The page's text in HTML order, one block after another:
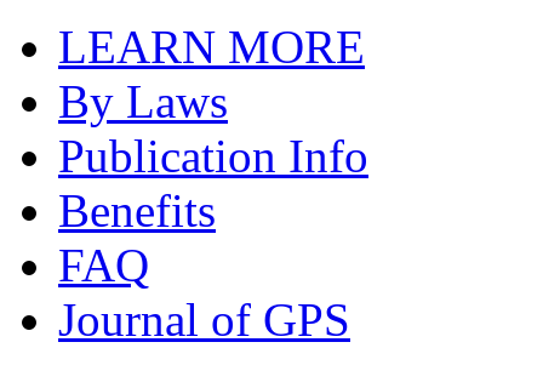
LEARN MORE
By Laws
Publication Info
Benefits
FAQ
Journal of GPS